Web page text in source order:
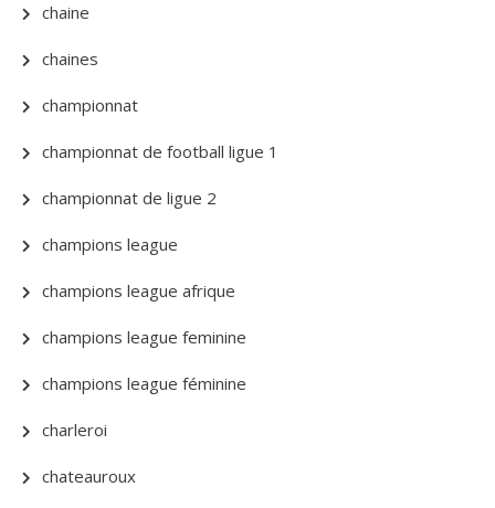
chaine
chaines
championnat
championnat de football ligue 1
championnat de ligue 2
champions league
champions league afrique
champions league feminine
champions league féminine
charleroi
chateauroux